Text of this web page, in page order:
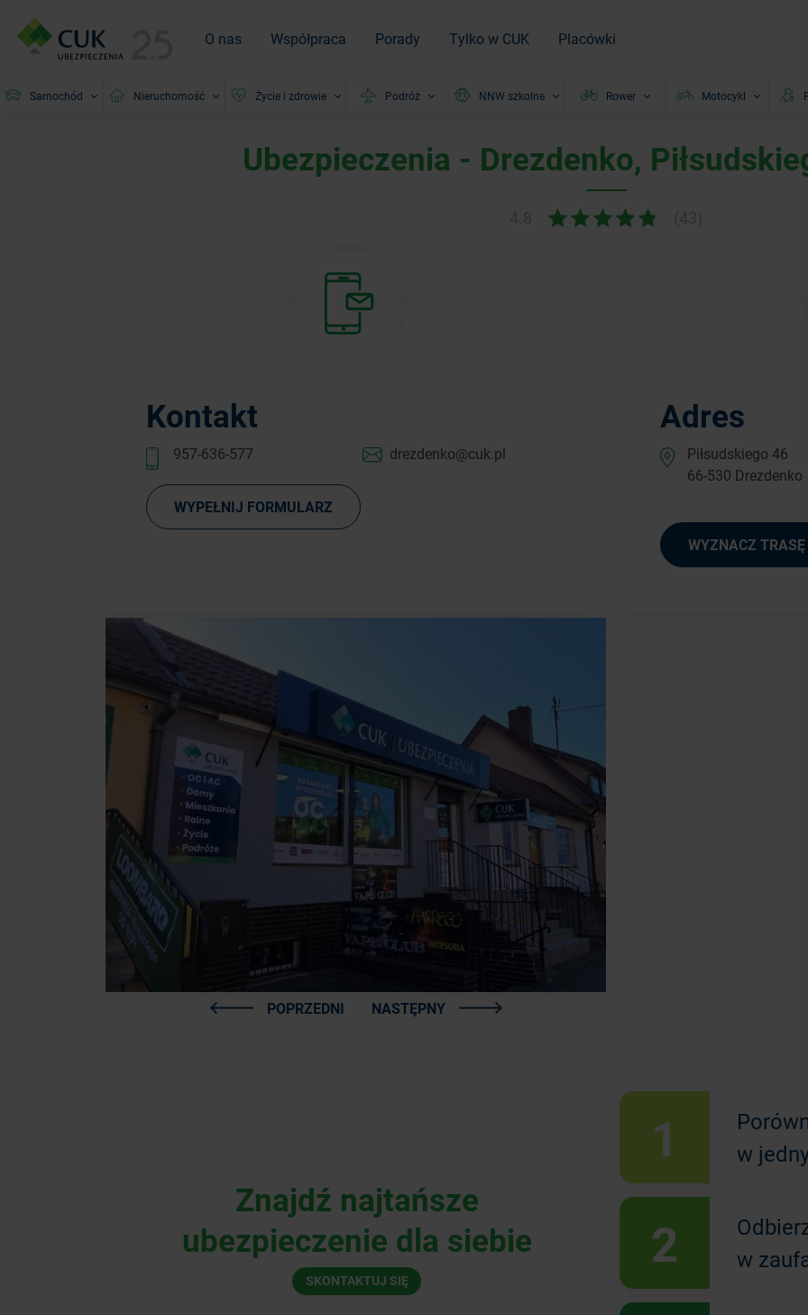
O nas Współpraca Porady Tylko w CUK Placówki
Samochód Nieruchomość Życie i zdrowie Podróż NNW szkolne Rower Motocykl
Ubezpieczenia - Drezdenko,
Kontakt
957-636-577 drezdenko@cuk.pl
WYPEŁNIJ FORMULARZ
Adres
Piłsudskiego 46
66-530 Drezdenko
WYZNACZ TRASĘ
POPRZEDNI NASTĘPNY
Znajdź najtańsze
ubezpieczenie dla siebie
SKONTAKTUJ SIĘ
1
w
2
w